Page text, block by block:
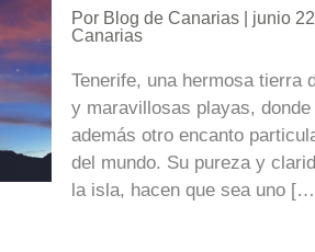
Por Blog de Canarias | junio
Canarias
Tenerife, una hermosa tierra
y maravillosas playas,
además otro encanto
del mundo. Su pureza y
la isla, hacen que sea uno